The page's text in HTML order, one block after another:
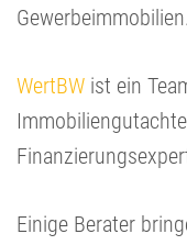
Gewerbeimmobilien.
WertBW ist ein
Einige Berater